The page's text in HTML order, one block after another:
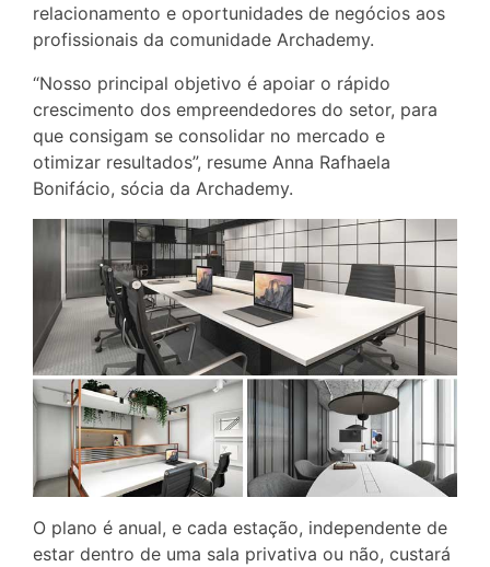
relacionamento e oportunidades de negócios aos
profissionais da comunidade Archademy.
“Nosso principal objetivo é apoiar o rápido
crescimento dos empreendedores do setor, para
que consigam se consolidar no mercado e
otimizar resultados”, resume Anna Rafhaela
Bonifácio, sócia da Archademy.
O plano é anual, e cada estação, independente de
estar dentro de uma sala privativa ou não, custará